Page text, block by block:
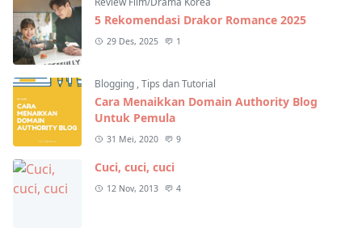
5 Rekomendasi Drakor Romance 2025
29 Des, 2025 1
Blogging ,Tips dan Tutorial
Cara Menaikkan Domain Authority Blog
Untuk Pemula
31 Mei, 2020 9
Cuci, cuci, cuci
12 Nov, 2013 4